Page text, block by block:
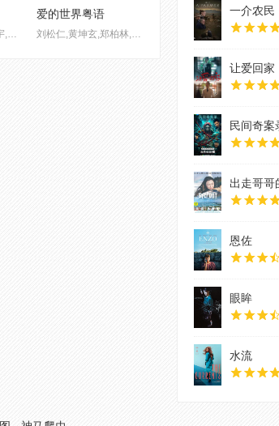
洪天明,洪金宝,吴镇宇,马菀迎,余香凝,吴澋滔,元华,林恺铃,伍咏诗,胡子彤
爱的世界粤语
刘松仁,黄坤玄,郑柏林,刘兆铭,
一介农民
让爱回家
民间奇案
出走哥哥
恩佐
眼眸
水流